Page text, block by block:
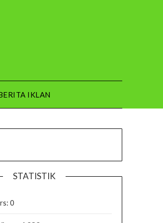
IKLAN
STATISTIK
0